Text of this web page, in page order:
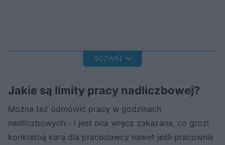
ROZWIŃ
Jakie są limity pracy nadliczbowej?
Można też odmówić pracy w godzinach
nadliczbowych - i jest ona wręcz zakazana, co grozi
konkretną karą dla pracodawcy nawet jeśli pracownik